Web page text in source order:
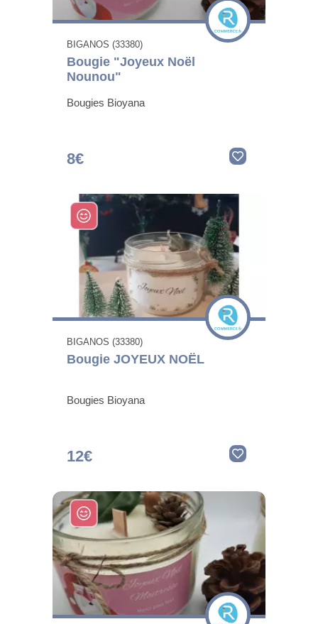
BIGANOS (33380)
Bougie "Joyeux Noël
Nounou"
Bougies Bioyana
8€
BIGANOS (33380)
Bougie JOYEUX NOËL
Bougies Bioyana
12€